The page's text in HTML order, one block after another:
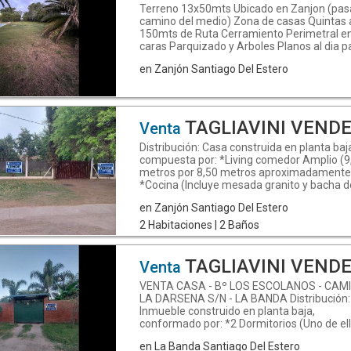
*Balcón.
aprobados al dia para escriturar Posee
de vigilancia
Terreno 13x50mts Ubicado en Zanjon
camino del medio) Zona de casas Quintas
150mts de Ruta Cerramiento Perimetral
caras Parquizado y Arboles Planos al dia
en Zanjón Santiago Del Estero
Venta TAGLIAVINI VENDE CASA/FINCA - ZANJON - KM
Distribución: Casa construida en planta
compuesta por: *Living comedor Amplio
metros por 8,50 metros
*Cocina (Incluye mesada granito y bacha
mesada madera, cocina 4 hornallas y
Dormitorios; *2 Baños completos (Con
bidet, bacha de lavar y ducha, todo con
*Galería semicubierta; *Deposito cubierto
baño); *Patio trasero parquizado (Amplio
pileta de material de 45.000 litros); *Patio
delantero parquizado; *Amplio terreno
en su totalidad con alambrado olímpico
perimetral. Superficie terreno: 32 metros de
frente por igual contrafrente, por 274
aproximadamente). Superficie cubierta: 240
en Zanjón Santiago Del Estero
2 Habitaciones | 2 Baños
Venta TAGLIAVINI VENDE - CASA - Bº LOS
VENTA CASA - Bº LOS ESCOLANOS -
LA DARSENA S/N - LA BANDA Distribución:
Inmueble construido en planta baja,
conformado por: *2 Dormitorios (Uno de
en La Banda Santiago Del Estero